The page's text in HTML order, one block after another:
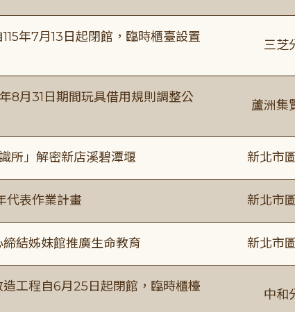
年7月13日起閉館，臨時櫃臺設置
三芝
8月31日期間玩具借用規則調整公
蘆洲集
所」解密新店溪碧潭堰 新北市
代表作業計畫 新北市
締結姊妹館推廣生命教育 新北市
造工程自6月25日起閉館，臨時櫃檯
中和